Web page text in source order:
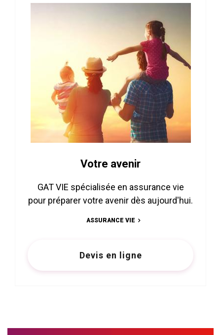
Votre avenir
GAT VIE spécialisée en assurance vie
pour préparer votre avenir dès aujourd'hui.
ASSURANCE VIE
Devis en ligne